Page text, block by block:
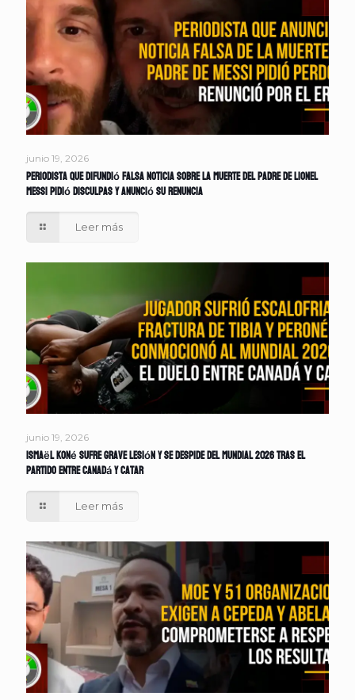
junio 19, 2026
Periodista que difundió falsa noticia sobre la muerte del padre de Lionel
Messi pidió disculpas y anunció su renuncia
Leer más
junio 19, 2026
Ismaël Koné sufre grave lesión y se despide del Mundial 2026 tras el
partido entre Canadá y Catar
Leer más